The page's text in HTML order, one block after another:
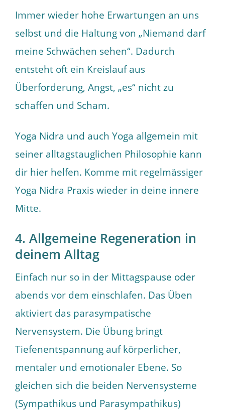
Immer wieder hohe Erwartungen an uns
selbst und die Haltung von „Niemand darf
meine Schwächen sehen“. Dadurch
entsteht oft ein Kreislauf aus
Überforderung, Angst, „es“ nicht zu
schaffen und Scham.
Yoga Nidra und auch Yoga allgemein mit
seiner alltagstauglichen Philosophie kann
dir hier helfen. Komme mit regelmässiger
Yoga Nidra Praxis wieder in deine innere
Mitte.
4. Allgemeine Regeneration in
deinem Alltag
Einfach nur so in der Mittagspause oder
abends vor dem einschlafen. Das Üben
aktiviert das parasympatische
Nervensystem. Die Übung bringt
Tiefenentspannung auf körperlicher,
mentaler und emotionaler Ebene. So
gleichen sich die beiden Nervensysteme
(Sympathikus und Parasympathikus)